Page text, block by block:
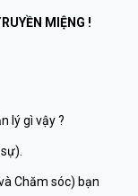
MIỆNG !
lý gì vậy ?
Chăm sóc) bạn